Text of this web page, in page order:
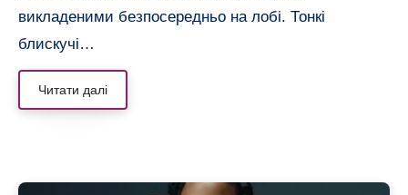
викладеними безпосередньо на лобі. Тонкі
блискучі…
Читати далі